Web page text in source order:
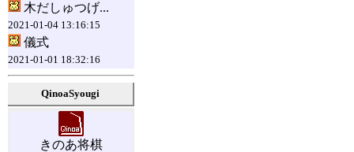
木だしゅつげ...
2021-01-04 13:16:15
儀式
2021-01-01 18:32:16
QinoaSyougi
きのあ将棋